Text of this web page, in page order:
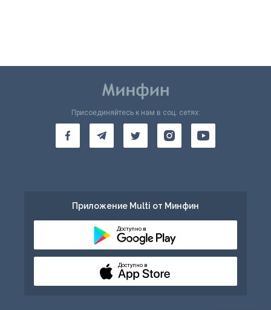
Присоединяйтесь к нам в соц. сетях:
Приложение Multi от Минфин
Доступно в
Доступно в